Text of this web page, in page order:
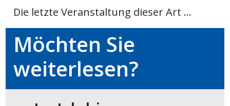
Die letzte Veranstaltung dieser Art ...
Möchten Sie
weiterlesen?